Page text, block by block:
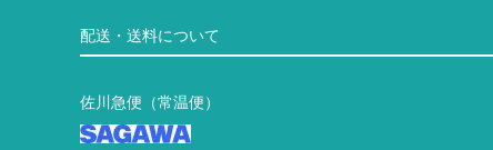
配送・送料について
佐川急便（常温便）